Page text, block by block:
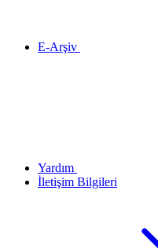
E-Arşiv
Yardım
İletişim Bilgileri